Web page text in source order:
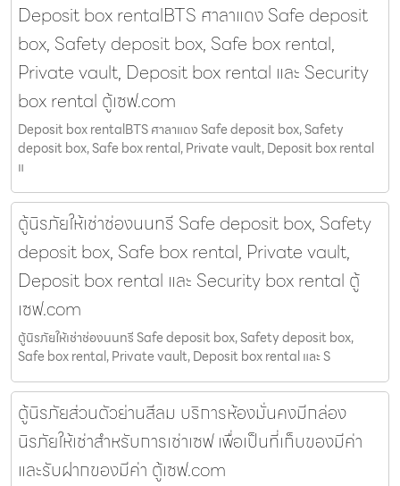
Deposit box rentalBTS ศาลาแดง Safe deposit
box, Safety deposit box, Safe box rental,
Private vault, Deposit box rental และ Security
box rental ตู้เซฟ.com
Deposit box rentalBTS ศาลาแดง Safe deposit box, Safety
deposit box, Safe box rental, Private vault, Deposit box rental
แ
ตู้นิรภัยให้เช่าช่องนนทรี Safe deposit box, Safety
deposit box, Safe box rental, Private vault,
Deposit box rental และ Security box rental ตู้
เซฟ.com
ตู้นิรภัยให้เช่าช่องนนทรี Safe deposit box, Safety deposit box,
Safe box rental, Private vault, Deposit box rental และ S
ตู้นิรภัยส่วนตัวย่านสีลม บริการห้องมั่นคงมีกล่อง
นิรภัยให้เช่าสำหรับการเช่าเซฟ เพื่อเป็นที่เก็บของมีค่า
และรับฝากของมีค่า ตู้เซฟ.com